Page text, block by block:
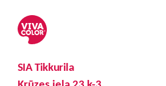
SIA Tikkurila